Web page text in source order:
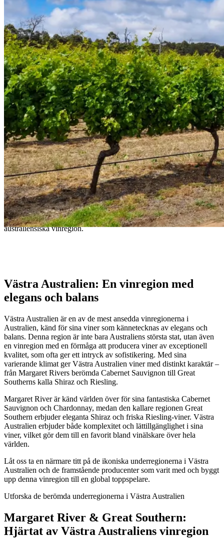
Västra Australien: Elegans i vildmarken
Från världsberömd Cabernet Sauvignon till kallklimats Shiraz –
upptäck de eleganta och balanserade vinerna från denna unika
australiensiska vinregion.
Västra Australien: En vinregion med
elegans och balans
Västra Australien är en av de mest ansedda vinregionerna i
Australien, känd för sina viner som kännetecknas av elegans och
balans. Denna region är inte bara Australiens största stat, utan även
en vinregion med en förmåga att producera viner av exceptionell
kvalitet, som ofta ger ett intryck av sofistikering. Med sina
varierande klimat ger Västra Australien viner med distinkt karaktär –
från Margaret Rivers berömda Cabernet Sauvignon till Great
Southerns kalla Shiraz och Riesling.
Margaret River är känd världen över för sina fantastiska Cabernet
Sauvignon och Chardonnay, medan den kallare regionen Great
Southern erbjuder eleganta Shiraz och friska Riesling-viner. Västra
Australien erbjuder både komplexitet och lättillgänglighet i sina
viner, vilket gör dem till en favorit bland vinälskare över hela
världen.
Låt oss ta en närmare titt på de ikoniska underregionerna i Västra
Australien och de framstående producenter som varit med och byggt
upp denna vinregion till en global toppspelare.
Utforska de berömda underregionerna i Västra Australien
Margaret River & Great Southern:
Hjärtat av Västra Australiens vinregion